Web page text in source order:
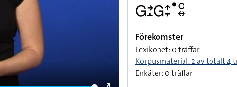
􌤦􌥔􌤸􌤦􌤴􌥙􌤟􌥰􌦉
Förekomster
Lexikonet: 0 träffar
Korpusmaterial: 2 av totalt 4
Enkäter: 0 träffar